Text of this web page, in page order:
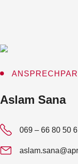
:
Aslam Sana
069 – 66 80 50